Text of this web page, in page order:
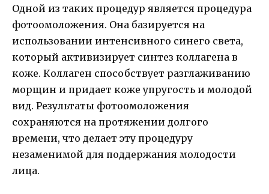
Одной из таких процедур является процедура
фотоомоложения. Она базируется на
использовании интенсивного синего света,
который активизирует синтез коллагена в
коже. Коллаген способствует разглаживанию
морщин и придает коже упругость и молодой
вид. Результаты фотоомоложения
сохраняются на протяжении долгого
времени, что делает эту процедуру
незаменимой для поддержания молодости
лица.